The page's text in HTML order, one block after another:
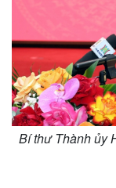
Bí thư Thành ủy